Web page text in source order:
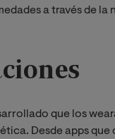
a través de la
que los
Desde apps que